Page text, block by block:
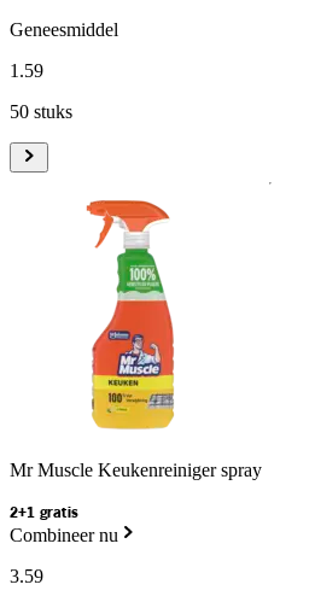
Geneesmiddel
1 .59
50 stuks
Mr Muscle Keukenreiniger spray
2+1 gratis
Combineer nu
3.59